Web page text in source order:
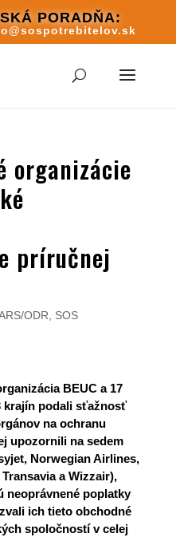
PORADŇA:
organizácie
príručnej
ODR SOS
BEUC a 17
krajín podali sťažnosť
na ochranu
upozornili na sedem
Norwegian Airlines,
a Wizzair),
neoprávnené poplatky
ich tieto obchodné
spoločností v celej